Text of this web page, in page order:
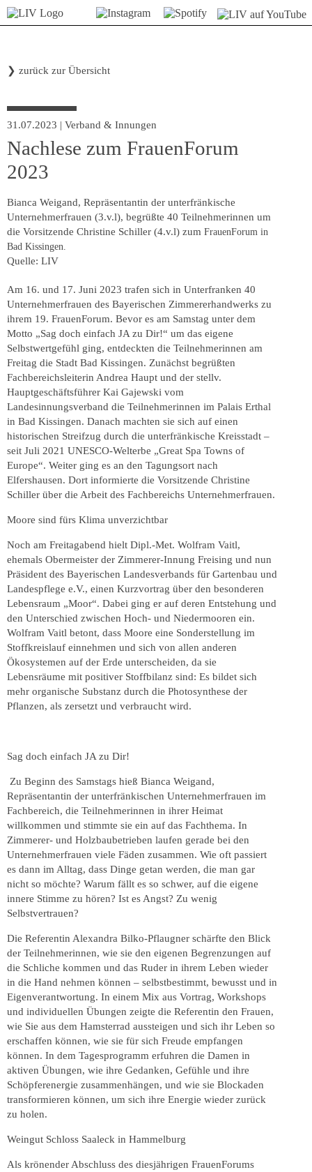
❯ zurück zur Übersicht
31.07.2023 | Verband & Innungen
Nachlese zum FrauenForum
2023
Bianca Weigand, Repräsentantin der unterfränkische
Unternehmerfrauen (3.v.l), begrüßte 40 Teilnehmerinnen um
die Vorsitzende Christine Schiller (4.v.l) zum FrauenForum in
Bad Kissingen.
Quelle: LIV
Am 16. und 17. Juni 2023 trafen sich in Unterfranken 40
Unternehmerfrauen des Bayerischen Zimmererhandwerks zu
ihrem 19. FrauenForum. Bevor es am Samstag unter dem
Motto „Sag doch einfach JA zu Dir!“ um das eigene
Selbstwertgefühl ging, entdeckten die Teilnehmerinnen am
Freitag die Stadt Bad Kissingen. Zunächst begrüßten
Fachbereichsleiterin Andrea Haupt und der stellv.
Hauptgeschäftsführer Kai Gajewski vom
Landesinnungsverband die Teilnehmerinnen im Palais Erthal
in Bad Kissingen. Danach machten sie sich auf einen
historischen Streifzug durch die unterfränkische Kreisstadt –
seit Juli 2021 UNESCO-Welterbe „Great Spa Towns of
Europe“. Weiter ging es an den Tagungsort nach
Elfershausen. Dort informierte die Vorsitzende Christine
Schiller über die Arbeit des Fachbereichs Unternehmerfrauen.
Moore sind fürs Klima unverzichtbar
Noch am Freitagabend hielt Dipl.-Met. Wolfram Vaitl,
ehemals Obermeister der Zimmerer-Innung Freising und nun
Präsident des Bayerischen Landesverbands für Gartenbau und
Landespflege e.V., einen Kurzvortrag über den besonderen
Lebensraum „Moor“. Dabei ging er auf deren Entstehung und
den Unterschied zwischen Hoch- und Niedermooren ein.
Wolfram Vaitl betont, dass Moore eine Sonderstellung im
Stoffkreislauf einnehmen und sich von allen anderen
Ökosystemen auf der Erde unterscheiden, da sie
Lebensräume mit positiver Stoffbilanz sind: Es bildet sich
mehr organische Substanz durch die Photosynthese der
Pflanzen, als zersetzt und verbraucht wird.
Sag doch einfach JA zu Dir!
Zu Beginn des Samstags hieß Bianca Weigand,
Repräsentantin der unterfränkischen Unternehmerfrauen im
Fachbereich, die Teilnehmerinnen in ihrer Heimat
willkommen und stimmte sie ein auf das Fachthema. In
Zimmerer- und Holzbaubetrieben laufen gerade bei den
Unternehmerfrauen viele Fäden zusammen. Wie oft passiert
es dann im Alltag, dass Dinge getan werden, die man gar
nicht so möchte? Warum fällt es so schwer, auf die eigene
innere Stimme zu hören? Ist es Angst? Zu wenig
Selbstvertrauen?
Die Referentin Alexandra Bilko-Pflaugner schärfte den Blick
der Teilnehmerinnen, wie sie den eigenen Begrenzungen auf
die Schliche kommen und das Ruder in ihrem Leben wieder
in die Hand nehmen können – selbstbestimmt, bewusst und in
Eigenverantwortung. In einem Mix aus Vortrag, Workshops
und individuellen Übungen zeigte die Referentin den Frauen,
wie Sie aus dem Hamsterrad aussteigen und sich ihr Leben so
erschaffen können, wie sie für sich Freude empfangen
können. In dem Tagesprogramm erfuhren die Damen in
aktiven Übungen, wie ihre Gedanken, Gefühle und ihre
Schöpferenergie zusammenhängen, und wie sie Blockaden
transformieren können, um sich ihre Energie wieder zurück
zu holen.
Weingut Schloss Saaleck in Hammelburg
Als krönender Abschluss des diesjährigen FrauenForums